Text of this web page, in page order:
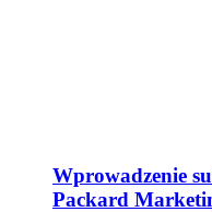
Wprowadzenie
Packard